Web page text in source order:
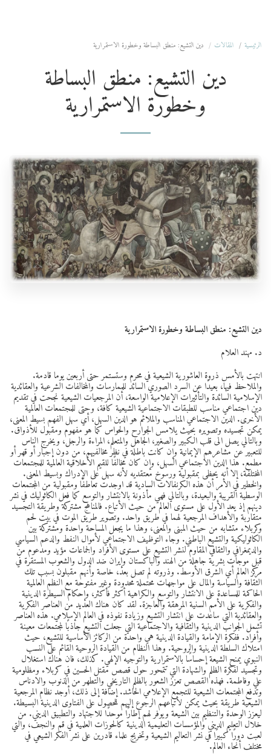
الرئيسية المقالات دين التشيع: منطق البساطة وخطورة الاستمرارية
دين التشيع: منطق البساطة
وخطورة الاستمرارية
دين التشيع: منطق البساطة وخطورة الاستمرارية
د. مهند العلام
انتهت بالأمس ذروة العاشورية الشيعية في محرم وستستمر حتى أربعين يوما قادمة.
والملاحظ فيها، بعيدًا عن السرد الصوري السائد للممارسات والمخالفات الشرعية والعقائدية
الإسلامية السائدة والتأثيرات الإعلامية الواسعة، أن المرجعيات الشيعية نجحت في تقديم
دين اجتماعي مناسب للطبقات الاجتماعية الشيعية كافة، وحتى للمجتمعات العالمية
الأخرى. الدين الاجتماعي المناسب والملائم هو الدين السهل، أي سهل الفهم بسيط المعنى،
يمكن تجسيده وتصويره بحيث يلامس الجوارح والحواس كما هو مفهوم ومقبول للأذواق.
وبالتالي يصل الى قلب الكبير والصغير، الجاهل والمتعلم، المراءة والرجل، ويخرج الناس
للتعبير عن مشاعرهم الإيمانية وإن كانت باطلة في نظر مخالفيهم، من دون إجبار أو قهر أو
مطمع. هذا الدين الاجتماعي السهل، وإن كان مخالفًا للقيم الأخلاقية العالمية للمجتمعات
المختلفة، إلا أنه يحظى بمقبولية ورسوخ معتقديه لأنه سهل على الإدراك وبسيط المعنى.
والخطير في الأمر أن هذه الكرنفالات السادية قد اوجدت تعاطفًا ومقبولية من المجتمعات
الوسطية القريبة والبعيدة، وبالتالي فهي مأذونة بالانتشار والتوسع كما فعل الكاثوليك في نشر
دينهم إذ يعد الأول على مستوى العالم من حيث الأتباع. فالمناهج مشتركة وطريقة التجسيد
متقاربة والأهداف المرجعية لهما في طريق واحد. وتصوير طريق الموت في بيت لحم
وكربلاء متشابه من حيث المبنى والمعنى، وهذا ما يجعل المساحة واحدة ومشتركة بين
الكاثوليكية والتشيع الباطني. وجاء التوظيف الاجتماعي لأموال النفط والدعم السياسي
والديمغرافي والثقافي المقاوم لنشر التشيع على مستوى الأفراد والجماعات مؤيد ومدعوم من
قبل موجات بشرية جاهلة من الهند والباكستان وإيران ضد الدول والشعوب المستقرة في
مركز العالم أي الشرق الأوسط. وذروته لم تصل بعد، خاصة وأنهم مقبلون بسبب تلك
الثقافة والسياسة والمال على مواجهات محتملة محدودة وغير مفتوحة مع النظم العالمية
الحاكمة للمساعدة على الانتشار والتوسع والكراهية أكثر فأكثر، وإحكام السيطرة الدينية
والفكرية على الأمم السنية المرهقة والعاجزة. لقد كان هناك العديد من العناصر الفكرية
والعقائدية التي ساعدت على انتشار التشيع وزيادة نفوذه في العالم الإسلامي. هذه العناصر
تشمل الجوانب الدينية والثقافية والاجتماعية التي جعلت التشيع جاذبًا لمجتمعات معينة
وأفراد. ففكرة الإمامة والقيادة الدينية هي واحدة من الركائز الأساسية للتشيع، حيث
امتلاك السلطة الدينية والروحية. وهذا النظام من القيادة الروحية القائم على النسب
النبوي يمنح الشيعة إحساسًا بالاستمرارية والتوجيه الإلهي. كذلك، فان هناك استغلال
وتجسيد لفكرة الظلم والشهادة التي تتمحور حول قصص مقتل الحسين في كربلاء ومظلومية
علي وفاطمة. فهذه القصص تعزز الشعور بالظلم التاريخي والتطهر من الذنوب والادناس
وتدفع المجتمعات الشيعية للتجمع الإعلامي الحاشد. إضافة إلى ذلك، أوجد نظام المرجعية
الشيعية طريقة بحيث يمكن لأتباعهم الرجوع إليهم للحصول على الفتاوى الدينية البسيطة.
ليعزز الوحدة والتنظيم بين الشيعة ويوفر لهم إطارًا موحدًا للاجتهاد والتطبيق الديني. من
خلال التعليم الديني والمؤسسات التعليمية الدينية كالحوزات العلمية في قم والنجف، والتي
لعبت دورًا كبيرًا في نشر التعاليم الشيعية وتخريج علماء قادرين على نشر الفكر الشيعي في
مختلف أنحاء العالم.